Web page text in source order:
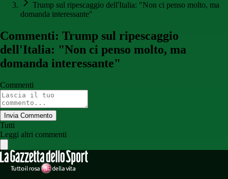
Trump sul ripescaggio dell'Italia: "Non ci penso molto, ma
domanda interessante"
Commenti: Trump sul ripescaggio
dell'Italia: "Non ci penso molto, ma
domanda interessante"
Commenti
Invia Commento
Tutti
Leggi altri commenti